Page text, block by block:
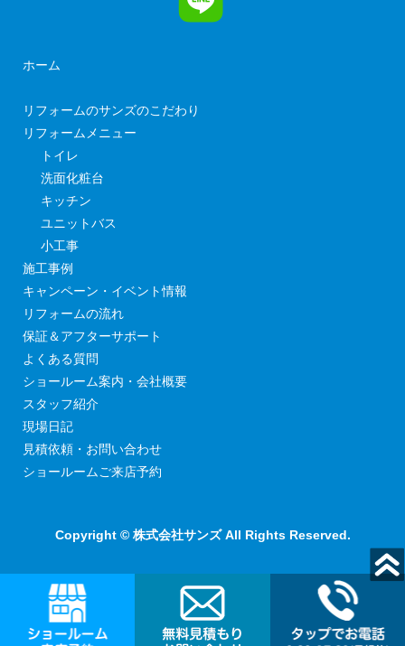
ホーム
リフォームのサンズのこだわり
リフォームメニュー
トイレ
洗面化粧台
キッチン
ユニットバス
小工事
施工事例
キャンペーン・イベント情報
リフォームの流れ
保証＆アフターサポート
よくある質問
ショールーム案内・会社概要
スタッフ紹介
現場日記
見積依頼・お問い合わせ
ショールームご来店予約
Copyright © 株式会社サンズ All Rights Reserved.